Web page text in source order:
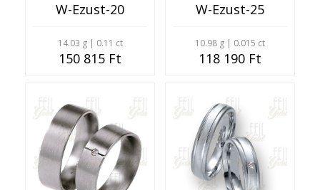
W-Ezust-20
14.03 g | 0.11 ct
150 815 Ft
W-Ezust-25
10.98 g | 0.015 ct
118 190 Ft